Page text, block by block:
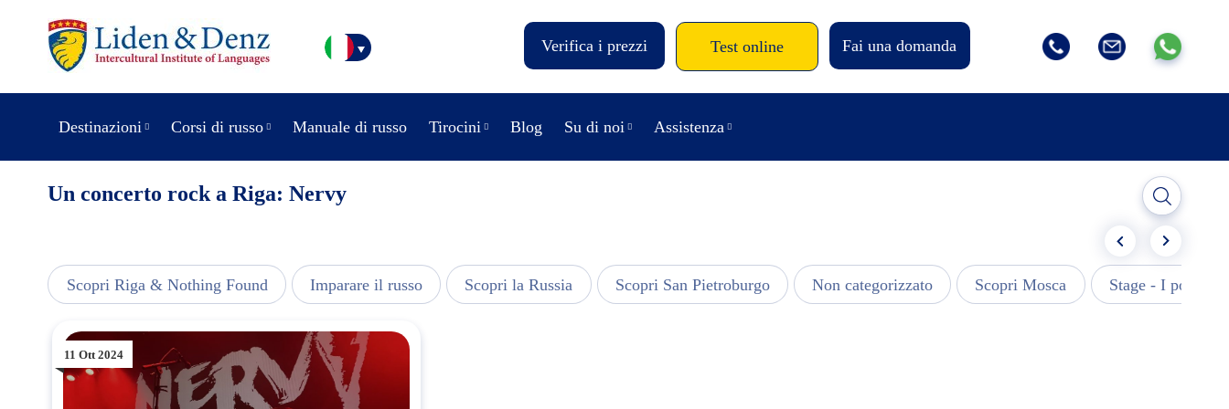
Verifica i prezzi Test online Fai una domanda
Destinazioni Corsi di russo Manuale di russo Tirocini Blog Su di noi Assistenza
Un concerto rock a Riga: Nervy
Scopri Riga & Nothing Found Imparare il russo Scopri la Russia Scopri San Pietroburgo Non categorizzato Scopri Mosca Stage - I post più
11 Ott 2024